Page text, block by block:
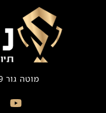
מוטה גור 9, פתח תקווה